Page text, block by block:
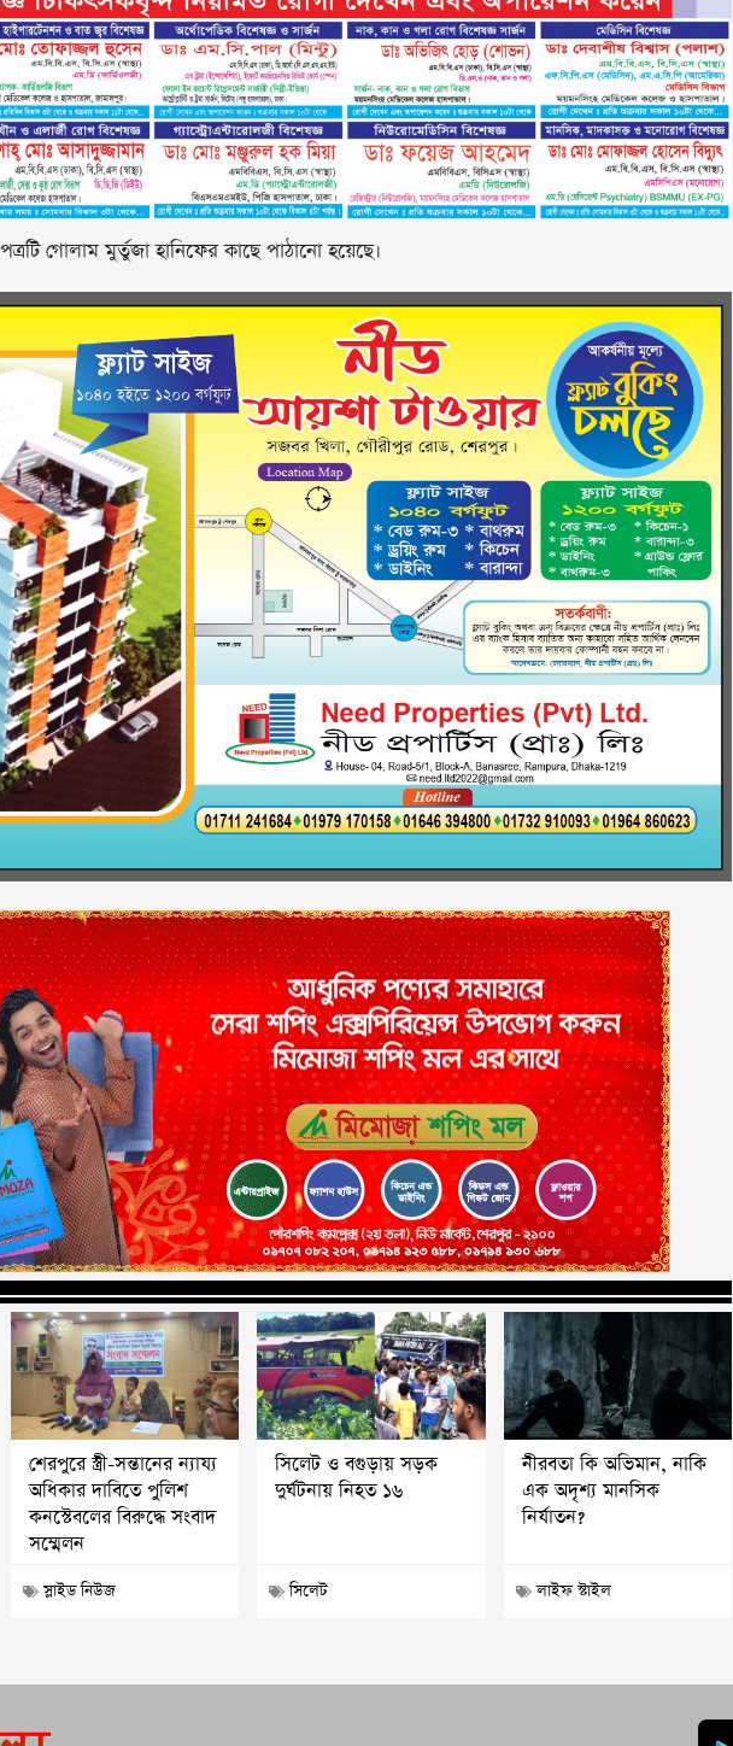
গোলাম মুর্তুজা হানিফের কাছে পাঠানো হয়েছে।
শেরপুরে স্ত্রী-সন্তানের ন্যায্য
অধিকার দাবিতে পুলিশ
কনস্টেবলের বিরুদ্ধে সংবাদ
সম্মেলন
স্লাইড নিউজ
সিলেট ও বগুড়ায় সড়ক
দুর্ঘটনায় নিহত ১৬
সিলেট
নীরবতা কি অভিমান, নাকি
এক অদৃশ্য মানসিক
নির্যাতন?
লাইফ স্টাইল